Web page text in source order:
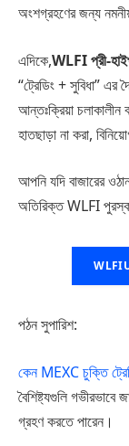
অংশগ্রহণের জন্য
এদিকে,WLFI প্রী-
“ট্রেডিং + সুবিধা”
আন্তঃক্রিয়া চলাকালীন
হাতছাড়া না করা,
আপনি যদি বাজারের
অতিরিক্ত WLFI
পঠন সুপারিশ:
কেন MEXC চুক্তি
বৈশিষ্ট্যগুলি
গ্রহণ করতে পারেন।